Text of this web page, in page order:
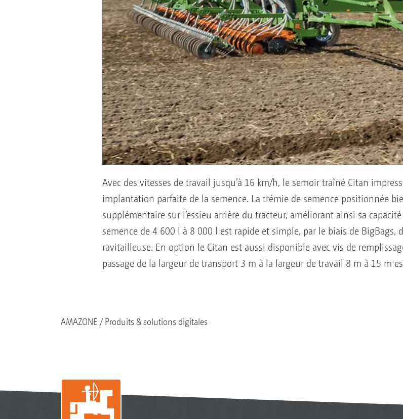
Avec des vitesses de travail jusqu’à 16 km/h, le semoir traîné Citan
implantation parfaite de la semence. La trémie de semence positionnée
supplémentaire sur l’essieu arrière du tracteur, améliorant ainsi sa
semence de 4 600 l à 8 000 l est rapide et simple, par le biais de BigBags,
ravitailleuse. En option le Citan est aussi disponible avec vis de
passage de la largeur de transport 3 m à la largeur de travail 8 m à 15 m
AMAZONE Produits & solutions digitales